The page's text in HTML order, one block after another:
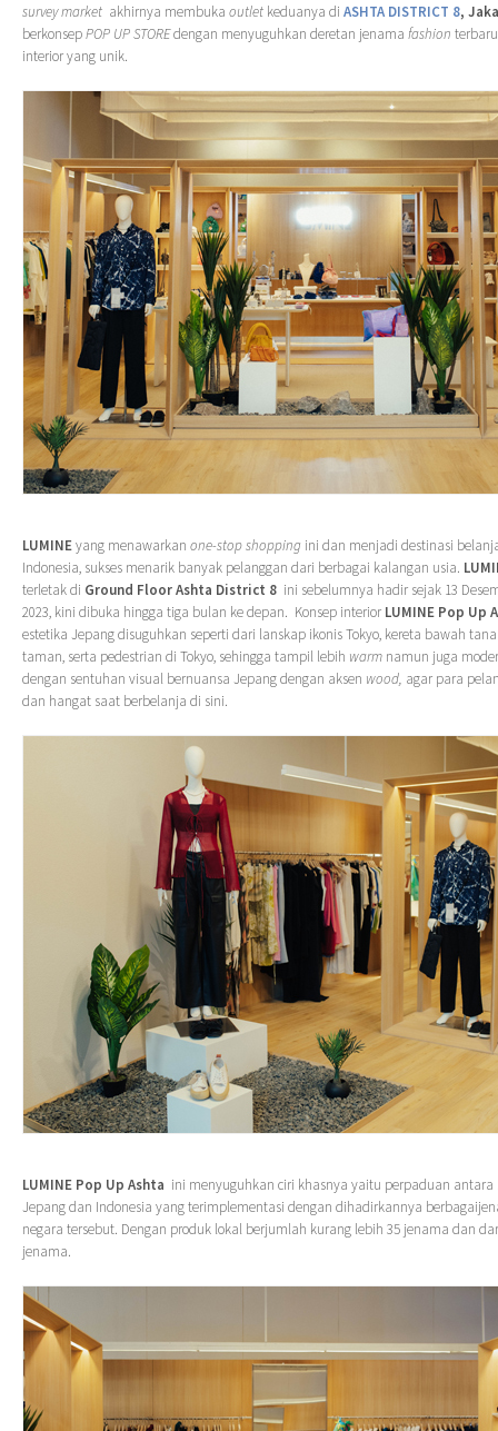
survey market akhirnya membuka outlet keduanya di ASHTA DISTRICT 8,
berkonsepPOP UP STOREdengan menyuguhkan deretan jenama fashion
interior yang unik.
LUMINEyang menawarkan one-stop shopping ini dan menjadi destinasi
Indonesia, sukses menarik banyak pelanggan dari berbagai kalangan usia.
terletak di Ground Floor Ashta District 8 ini sebelumnya hadir sejak 13
2023, kini dibuka hingga tiga bulan ke depan. Konsep interior LUMINE Pop Up
estetika Jepang disuguhkan seperti dari lanskap ikonis Tokyo, kereta bawah
taman, serta pedestrian di Tokyo, sehingga tampil lebih warm namun juga
dengan sentuhan visual bernuansa Jepang dengan aksen wood, agar para
dan hangat saat berbelanja di sini.
LUMINE Pop Up Ashta ini menyuguhkan ciri khasnya yaitu perpaduan
Jepang dan Indonesia yang terimplementasi dengan dihadirkannya
negara tersebut. Dengan produk lokal berjumlah kurang lebih 35 jenama dan
jenama.